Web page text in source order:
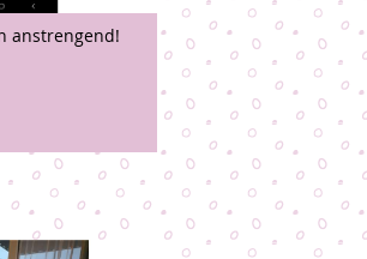
anstrengend!